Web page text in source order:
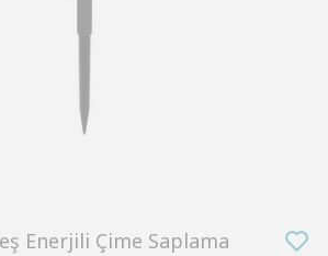
Enerjili Çime Saplama